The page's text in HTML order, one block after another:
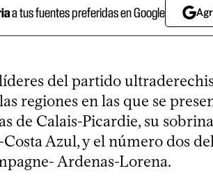
a tus fuentes preferidas en Google
del partido
regiones en las que se
de Calais-Picardie, su
Azul, y el número dos
Ardenas-Lorena.